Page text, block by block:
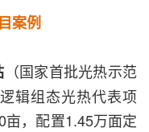
案例
（国家首批光热示范
辑组态光热代表项
亩，配置1.45万面定